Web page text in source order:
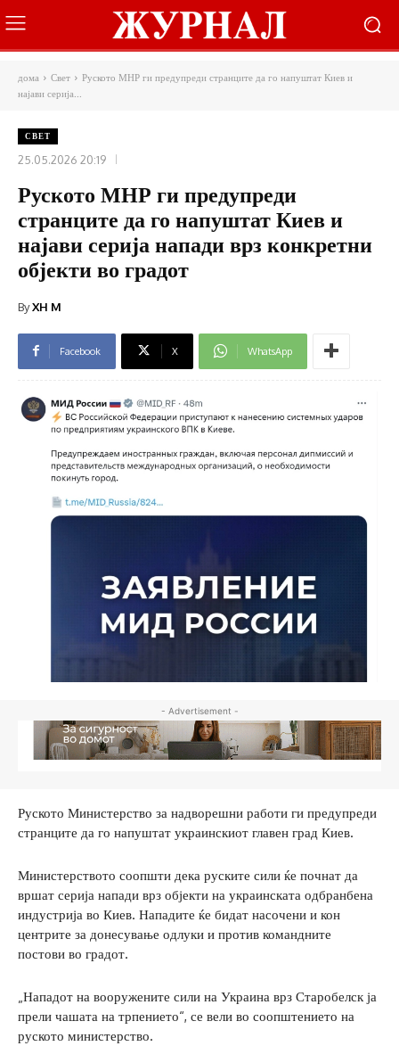
дома Свет
Руското МНР ги предупреди странците да го напуштат Киев и
најави серија...
СВЕТ
25.05.2026 20:19
Руското МНР ги предупреди
странците да го напуштат Киев и
најави серија напади врз конкретни
објекти во градот
ByXH M
Facebook X WhatsApp
- Advertisement -
Руското Министерство за надворешни работи ги предупреди
странците да го напуштат украинскиот главен град Киев.
Министерството соопшти дека руските сили ќе почнат да
вршат серија напади врз објекти на украинската одбранбена
индустрија во Киев. Нападите ќе бидат насочени и кон
центрите за донесување одлуки и против командните
постови во градот.
„Нападот на вооружените сили на Украина врз Старобелск ја
прели чашата на трпението“, се вели во соопштението на
руското министерство.